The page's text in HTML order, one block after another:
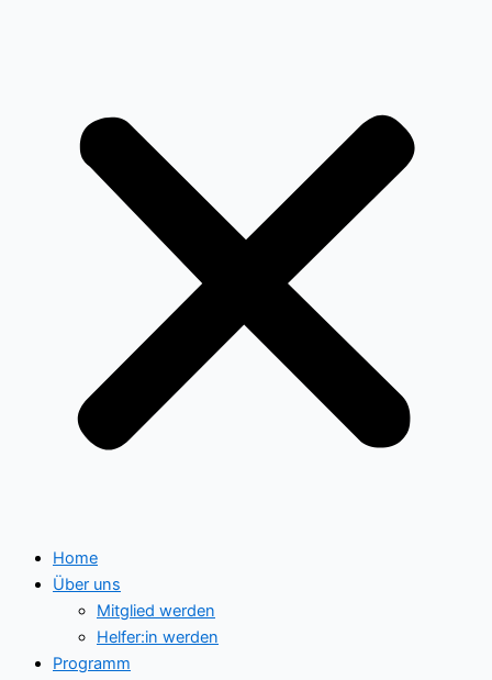
Home
Über uns
Mitglied werden
Helfer:in werden
Programm